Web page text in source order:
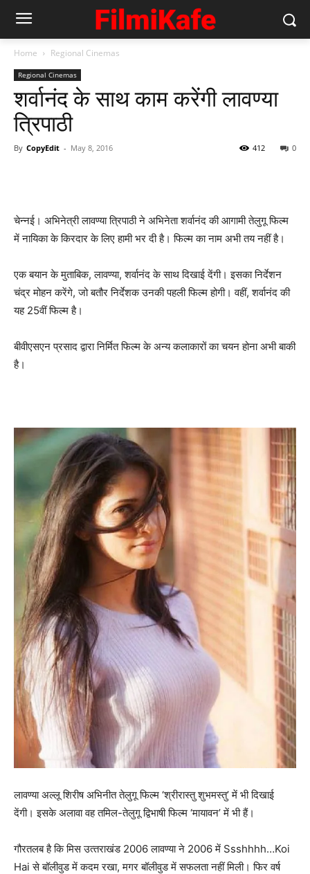
Home Regional Cinemas
Regional Cinemas
शर्वानंद के साथ काम करेंगी लावण्या
त्रिपाठी
By CopyEdit - May 8, 2016 0
412
चेन्नई। अभिनेत्री लावण्या त्रिपाठी ने अभिनेता शर्वानंद की आगामी तेलुगू फिल्म
में नायिका के किरदार के लिए हामी भर दी है। फिल्म का नाम अभी तय नहीं है।
एक बयान के मुताबिक, लावण्या, शर्वानंद के साथ दिखाई देंगी। इसका निर्देशन
चंद्र मोहन करेंगे, जो बतौर निर्देशक उनकी पहली फिल्म होगी। वहीं, शर्वानंद की
यह 25वीं फिल्म है।
बीवीएसएन प्रसाद द्वारा निर्मित फिल्म के अन्य कलाकारों का चयन होना अभी बाकी
है।
लावण्या अल्लू शिरीष अभिनीत तेलुगू फिल्म ‘श्रीरास्तु शुभमस्तु’ में भी दिखाई
देंगी। इसके अलावा वह तमिल-तेलुगू द्विभाषी फिल्म ‘मायावन’ में भी हैं।
गौरतलब है कि मिस उत्‍तराखंड 2006 लावण्‍या ने 2006 में Ssshhhh…Koi
Hai से बॉलीवुड में कदम रखा, मगर बॉलीवुड में सफलता नहीं मिली। फिर वर्ष